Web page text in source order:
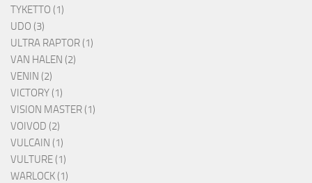
TYKETTO (1)
UDO (3)
ULTRA RAPTOR (1)
VAN HALEN (2)
VENIN (2)
VICTORY (1)
VISION MASTER (1)
VOIVOD (2)
VULCAIN (1)
VULTURE (1)
WARLOCK (1)